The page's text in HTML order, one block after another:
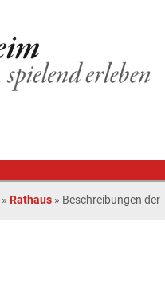
» Rathaus » Beschreibungen der